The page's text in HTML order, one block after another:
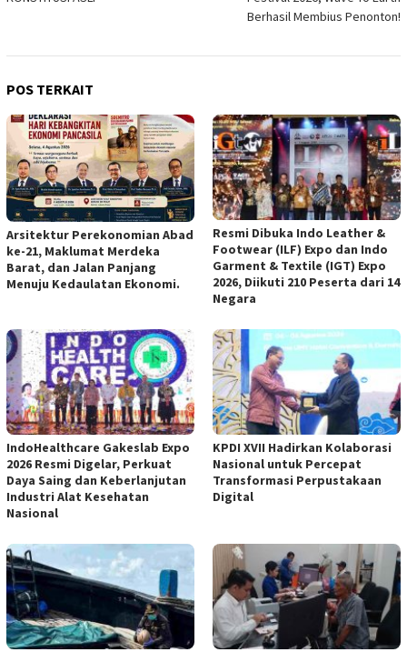
Berhasil Membius Penonton!
POS TERKAIT
Arsitektur Perekonomian Abad
ke-21, Maklumat Merdeka
Barat, dan Jalan Panjang
Menuju Kedaulatan Ekonomi.
Resmi Dibuka Indo Leather &
Footwear (ILF) Expo dan Indo
Garment & Textile (IGT) Expo
2026, Diikuti 210 Peserta dari 14
Negara
IndoHealthcare Gakeslab Expo
2026 Resmi Digelar, Perkuat
Daya Saing dan Keberlanjutan
Industri Alat Kesehatan
Nasional
KPDI XVII Hadirkan Kolaborasi
Nasional untuk Percepat
Transformasi Perpustakaan
Digital